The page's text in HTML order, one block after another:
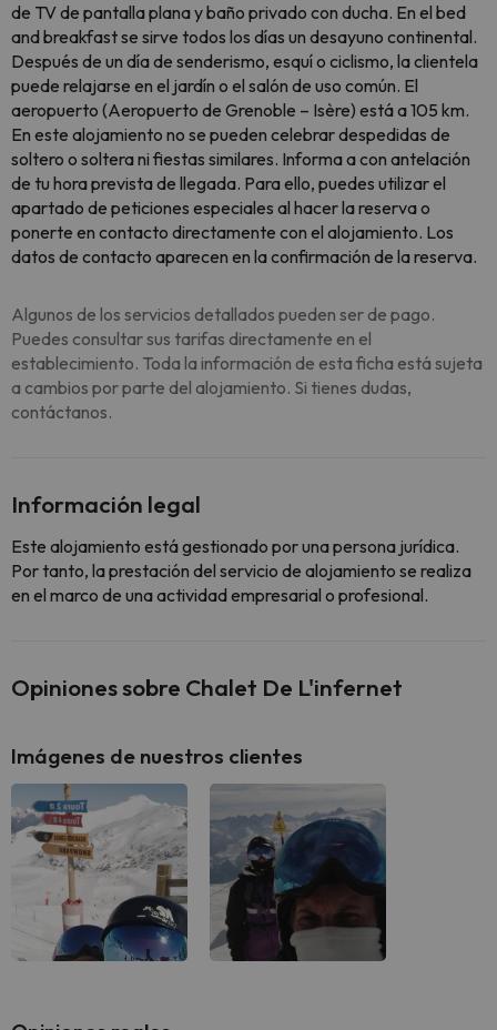
de TV de pantalla plana y baño privado con ducha. En el bed
and breakfast se sirve todos los días un desayuno continental.
Después de un día de senderismo, esquí o ciclismo, la clientela
puede relajarse en el jardín o el salón de uso común. El
aeropuerto (Aeropuerto de Grenoble – Isère) está a 105 km.
En este alojamiento no se pueden celebrar despedidas de
soltero o soltera ni fiestas similares. Informa a con antelación
de tu hora prevista de llegada. Para ello, puedes utilizar el
apartado de peticiones especiales al hacer la reserva o
ponerte en contacto directamente con el alojamiento. Los
datos de contacto aparecen en la confirmación de la reserva.
Algunos de los servicios detallados pueden ser de pago.
Puedes consultar sus tarifas directamente en el
establecimiento. Toda la información de esta ficha está sujeta
a cambios por parte del alojamiento. Si tienes dudas,
contáctanos.
Información legal
Este alojamiento está gestionado por una persona jurídica.
Por tanto, la prestación del servicio de alojamiento se realiza
en el marco de una actividad empresarial o profesional.
Opiniones sobre Chalet De L'infernet
Imágenes de nuestros clientes